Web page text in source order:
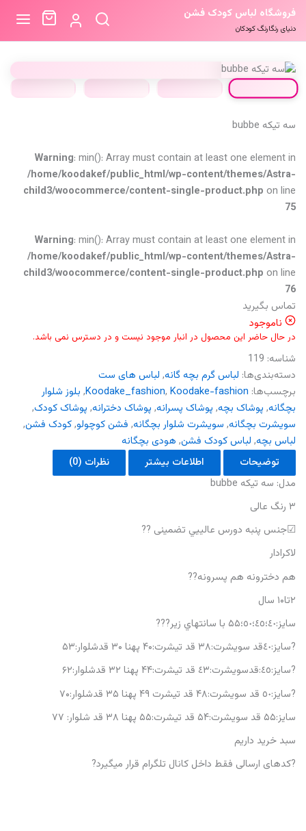
فروشگاه لباس کودک فشن
دنیای رنگارنگ کودکان
سه تیکه bubbe
Warning: min(): Array must contain at least one element in
/home/koodakef/public_html/wp-content/themes/Astra-
child3/woocommerce/content-single-product.php on line
75
Warning: min(): Array must contain at least one element in
/home/koodakef/public_html/wp-content/themes/Astra-
child3/woocommerce/content-single-product.php on line
76
تماس بگیرید
ناموجود
در حال حاضر این محصول در انبار موجود نیست و در دسترس نمی باشد.
شناسه: 119
دسته‌بندی‌ها: لباس گرم بچه گانه, لباس های ست
برچسب‌ها:
Koodake_fashion,Koodake-fashion
, بلوز شلوار
بچگانه, پوشاک بچه, پوشاک پسرانه, پوشاک دخترانه, پوشاک کودک,
سویشرت بچگانه, سویشرت شلوار بچگانه, فشن کوچولو,کودک فشن,
لباس بچه, لباس کودک فشن, هودی بچگانه
توضیحات
اطلاعات بیشتر
نظرات (0)
مدل: سه تیکه bubbe
۳ رنگ عالی
☑جنس پنبه دورس عالييي تضمینی ??
لاکرادار
هم دخترونه هم پسرونه??
۲تا۱۰ سال
سايز:٤٠؛٤٥؛٥٠؛۵۵ با سانتهاي زير???
?سايز:٤٠قد سویشرت:۳۸ قد تیشرت:۴۰ پهنا ۳۰ قدشلوار:۵۳
?سايز:٤٥:قدسویشرت:٤۳ قد تیشرت:۴۴ پهنا ۳۲ قدشلوار:۶۲
?سايز:٥٠ قد سویشرت:۴۸ قد تیشرت ۴۹ پهنا ۳۵ قدشلوار:۷۰
سایز:۵۵ قد سویشرت:۵۴ قد تیشرت:۵۵ پهنا ۳۸ قد شلوار: ۷۷
سبد خرید داریم
?کدهای ارسالی فقط داخل کانال تلگرام قرار میگیرد?